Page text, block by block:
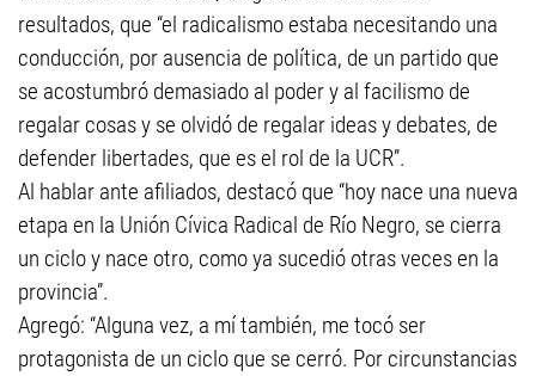
resultados, que “el radicalismo estaba necesitando una
conducción, por ausencia de política, de un partido que
se acostumbró demasiado al poder y al facilismo de
regalar cosas y se olvidó de regalar ideas y debates, de
defender libertades, que es el rol de la UCR”.
Al hablar ante afiliados, destacó que “hoy nace una nueva
etapa en la Unión Cívica Radical de Río Negro, se cierra
un ciclo y nace otro, como ya sucedió otras veces en la
provincia”.
Agregó: “Alguna vez, a mí también, me tocó ser
protagonista de un ciclo que se cerró. Por circunstancias